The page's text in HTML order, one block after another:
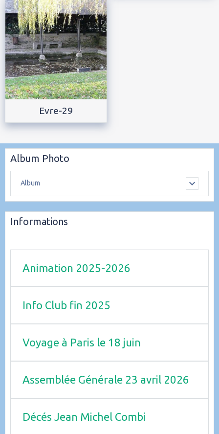
Evre-29
Album Photo
Album
Informations
Animation 2025-2026
Info Club fin 2025
Voyage à Paris le 18 juin
Assemblée Générale 23 avril 2026
Décés Jean Michel Combi